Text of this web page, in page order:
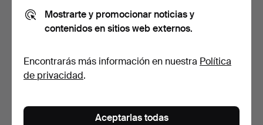
81 USD 162 USD
Mostrarte y promocionar noticias y
contenidos en sitios web externos.
Encontrarás más información en nuestra Política
de privacidad.
Aceptarlas todas